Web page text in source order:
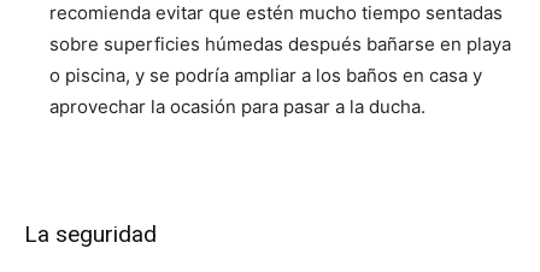
recomienda evitar que estén mucho tiempo sentadas
sobre superficies húmedas después bañarse en playa
o piscina, y se podría ampliar a los baños en casa y
aprovechar la ocasión para pasar a la ducha.
La seguridad